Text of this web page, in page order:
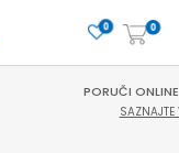
0
0